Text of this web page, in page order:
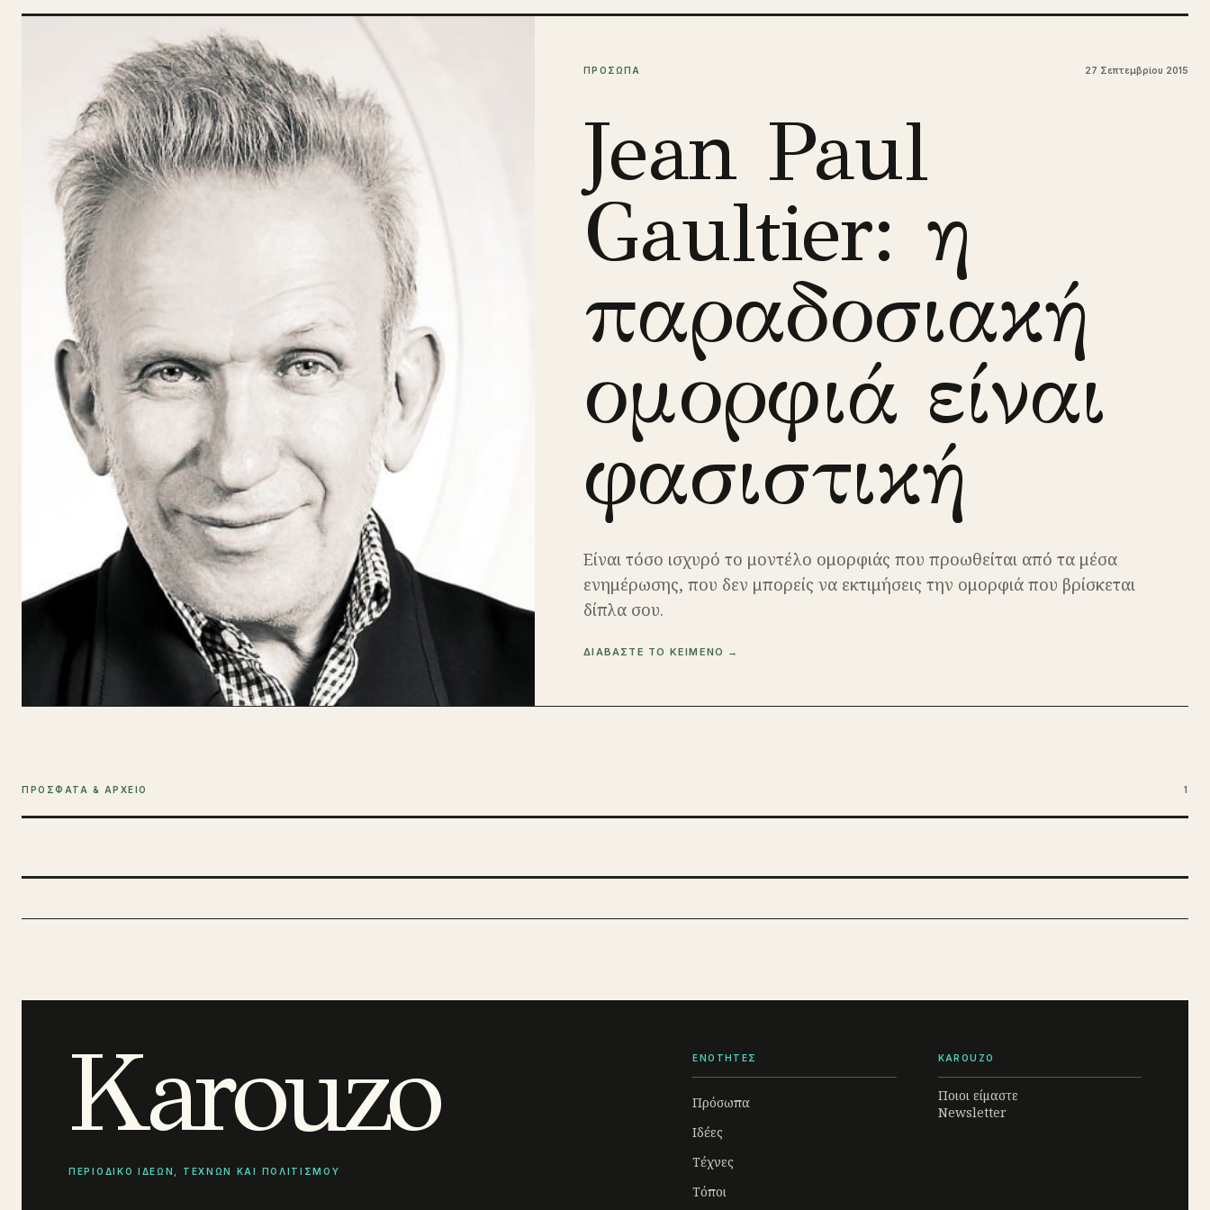
ΠΡΟΣΩΠΑ 27 Σεπτεμβρίου 2015
Jean Paul
Gaultier: η
παραδοσιακή
ομορφιά είναι
φασιστική
Είναι τόσο ισχυρό το μοντέλο ομορφιάς που προωθείται από τα μέσα
ενημέρωσης, που δεν μπορείς να εκτιμήσεις την ομορφιά που βρίσκεται
δίπλα σου.
ΔΙΑΒΑΣΤΕ ΤΟ ΚΕΙΜΕΝΟ →
ΠΡΟΣΦΑΤΑ & ΑΡΧΕΙΟ 1
Karouzo
ΠΕΡΙΟΔΙΚΟ ΙΔΕΩΝ, ΤΕΧΝΩΝ ΚΑΙ ΠΟΛΙΤΙΣΜΟΥ
ΕΝΟΤΗΤΕΣ
Πρόσωπα
Ιδέες
Τέχνες
Τόποι
KAROUZO
Ποιοι είμαστε
Newsletter